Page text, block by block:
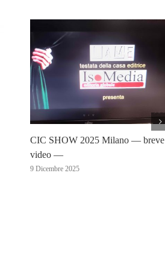
CIC SHOW 2025 Milano — breve
video —
9 Dicembre 2025